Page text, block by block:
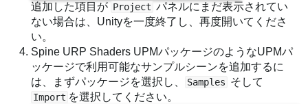
追加した項目が Project パネルにまだ表示されてい
ない場合は、Unityを一度終了し、再度開いてくださ
い。
Spine URP Shaders UPMパッケージのようなUPMパ
ッケージで利用可能なサンプルシーンを追加するに
は、まずパッケージを選択し、
Samples そして
Import を選択してください。